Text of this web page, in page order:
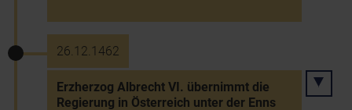
26.12.1462
Erzherzog Albrecht VI. übernimmt die
Regierung in Österreich unter der Enns